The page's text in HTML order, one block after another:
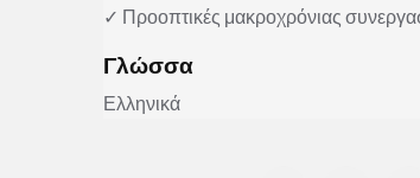
✓ Προοπτικές μακροχρόνιας
Γλώσσα
Ελληνικά